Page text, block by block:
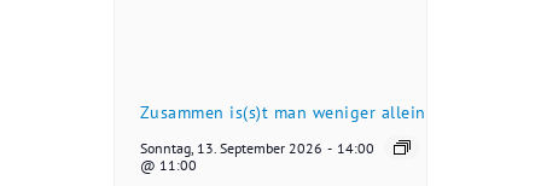
Zusammen is(s)t man weniger allein
Sonntag, 13. September 2026
@ 11:00
- 14:00